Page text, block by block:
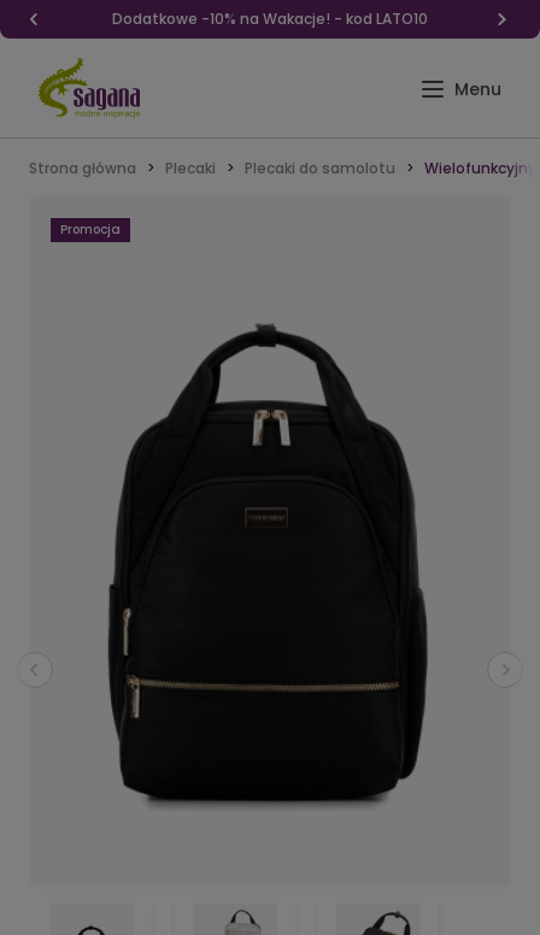
Dodatkowe -10% na Wakacje! - kod LATO10
Strona główna Plecaki Plecaki do samolotu Wielofunkcyjny
Promocja